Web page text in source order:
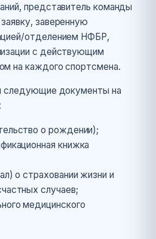
представитель команды
заверенную
отделением НФБР,
с действующим
на каждого спортсмена.
следующие документы на
о рождении);
книжка
о страховании жизни и
случаев;
медицинского